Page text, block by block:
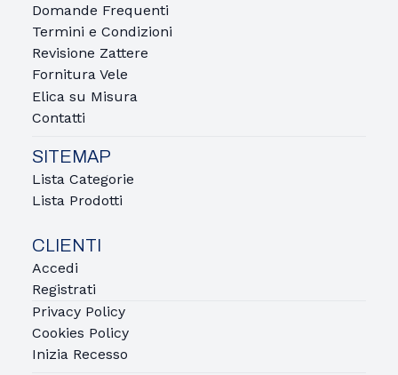
Domande Frequenti
Termini e Condizioni
Revisione Zattere
Fornitura Vele
Elica su Misura
Contatti
SITEMAP
Lista Categorie
Lista Prodotti
CLIENTI
Accedi
Registrati
Privacy Policy
Cookies Policy
Inizia Recesso